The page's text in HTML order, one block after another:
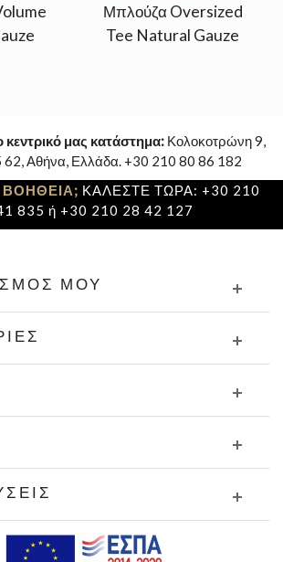
Μπλούζα Oversized
Tee Natural Gauze
κεντρικό μας κατάστημα: Κολοκοτρώνη 9,
62, Αθήνα, Ελλάδα. +30 210 80 86 182
ΒΟΗΘΕΙΑ; ΚΑΛΕΣΤΕ ΤΩΡΑ: +30 210
835 ή +30 210 28 42 127
ΜΟΥ